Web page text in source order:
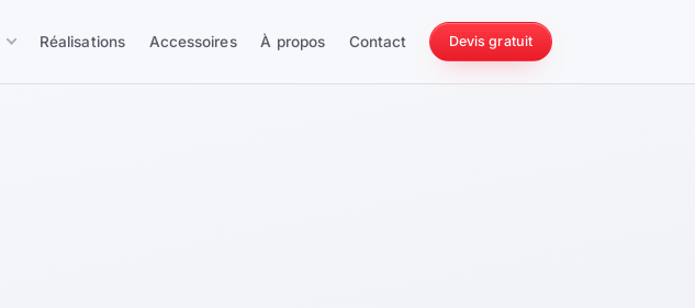
Réalisations Accessoires À propos Contact Devis gratuit